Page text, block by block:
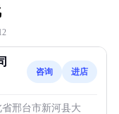
咨询 进店
邢台市新河县大